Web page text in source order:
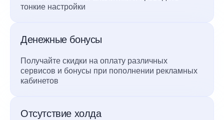
тонкие настройки
Денежные бонусы
Получайте скидки на оплату различных
сервисов и бонусы при пополнении рекламных
кабинетов
Отсутствие холда